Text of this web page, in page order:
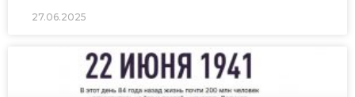
27.06.2025